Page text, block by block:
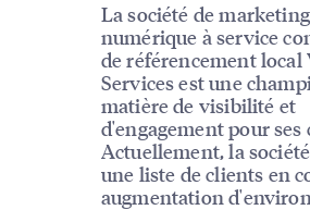
La société de marketing
numérique à service
de référencement local
Services est une
matière de visibilité et
d'engagement pour ses
Actuellement, la
une liste de clients en
augmentation